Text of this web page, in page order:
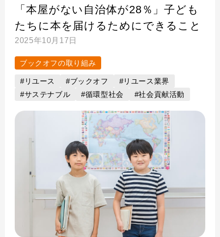
「本屋がない自治体が28％」子ども
たちに本を届けるためにできること
2025年10月17日
ブックオフの取り組み
#リユース #ブックオフ
#リユース業界
#サステナブル
#循環型社会 #社会貢献活動